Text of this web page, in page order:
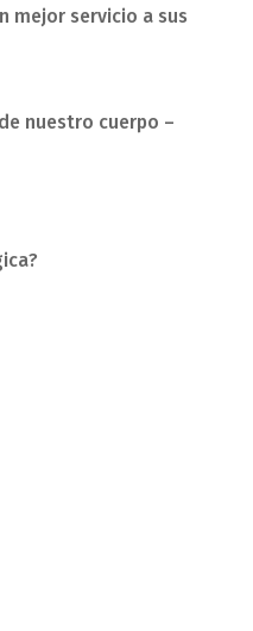
mejor servicio a sus
nuestro cuerpo –